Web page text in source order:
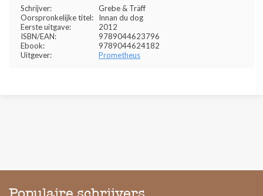
Schrijver:
Grebe & Träff
Oorspronkelijke titel:
Innan du dog
Eerste uitgave:
2012
ISBN/EAN:
9789044623796
Ebook:
9789044624182
Uitgever:
Prometheus